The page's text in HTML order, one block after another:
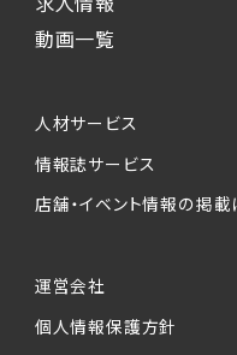
動画一覧
人材サービス
情報誌サービス
店舗・イベント情報の掲載
運営会社
個人情報保護方針